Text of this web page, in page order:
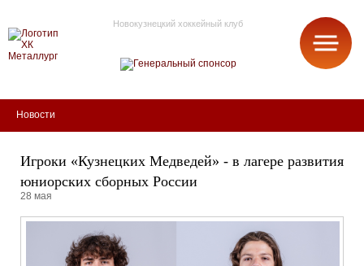
Новокузнецкий хоккейный клуб
Новости
Игроки «Кузнецких Медведей» - в лагере развития
юниорских сборных России
28 мая